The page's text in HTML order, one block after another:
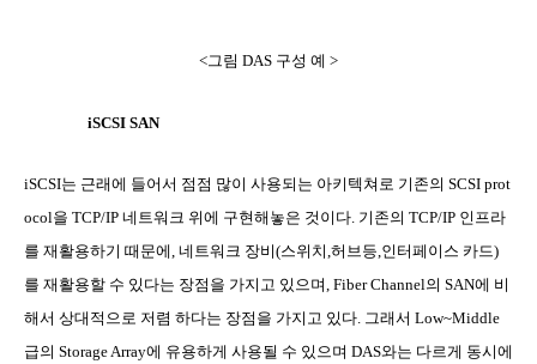
<그림 DAS 구성 예 >
iSCSI SAN
iSCSI는 근래에 들어서 점점 많이 사용되는 아키텍쳐로 기존의 SCSI prot
ocol을 TCP/IP 네트워크 위에 구현해놓은 것이다 기존의 TCP/IP 인프라
를 재활용하기 때문에 네트워크 장비(스위치 허브등 인터페이스 카드)
를 재활용할 수 있다는 장점을 가지고 있으며 , Fiber Channel의 SAN에 비
해서 상대적으로 저렴 하다는 장점을 가지고 있다 그래서 Low~Middle
급의 Storage Array에 유용하게 사용될 수 있으며 DAS와는 다르게 동시에